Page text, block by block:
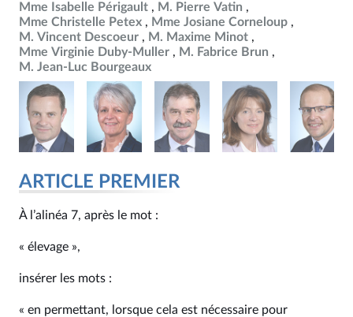
Mme Isabelle Périgault
M. Pierre Vatin
Mme Christelle Petex
Mme Josiane Corneloup
M. Vincent Descoeur
M. Maxime Minot
Mme Virginie Duby-Muller
M. Fabrice Brun
M. Jean-Luc Bourgeaux
ARTICLE PREMIER
À l’alinéa 7, après le mot :
« élevage »,
insérer les mots :
« en permettant, lorsque cela est nécessaire pour